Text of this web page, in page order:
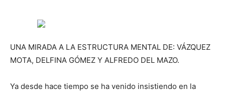
UNA MIRADA A LA ESTRUCTURA MENTAL DE: VÁZQUEZ
MOTA, DELFINA GÓMEZ Y ALFREDO DEL MAZO.
Ya desde hace tiempo se ha venido insistiendo en la